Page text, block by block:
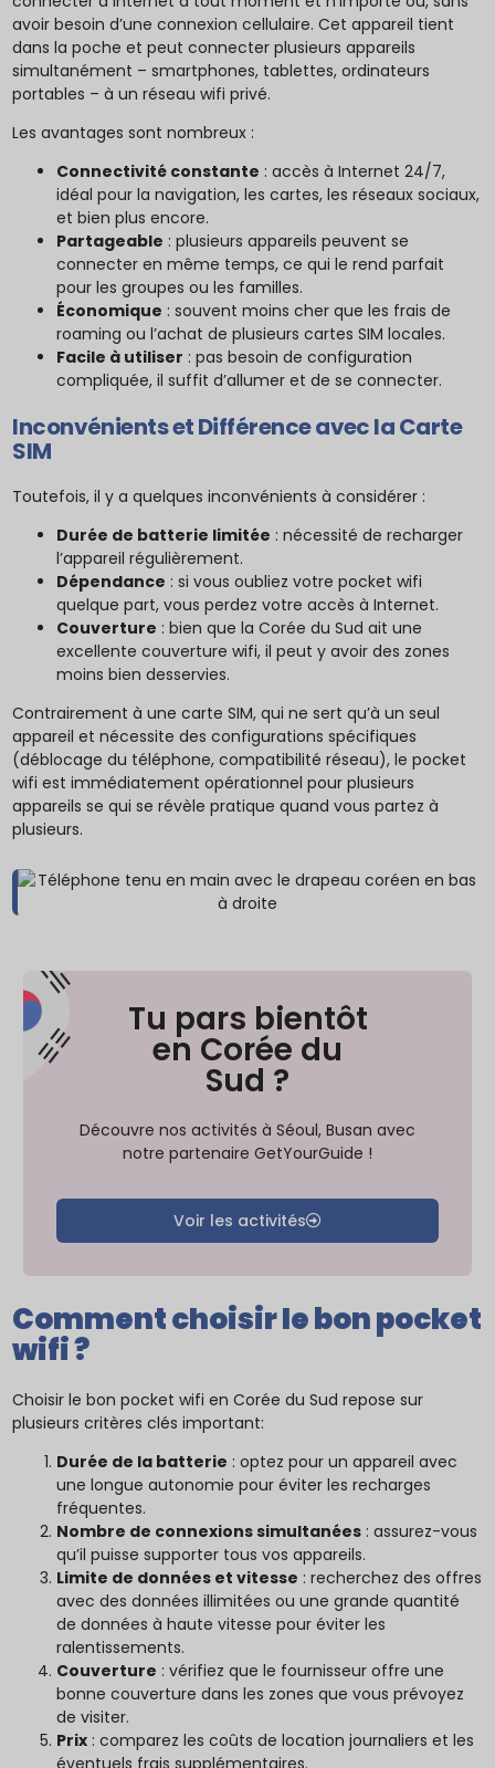
avoir besoin d’une connexion cellulaire. Cet appareil tient
dans la poche et peut connecter plusieurs appareils
simultanément – smartphones, tablettes, ordinateurs
portables – à un réseau wifi privé.
Les avantages sont nombreux :
Connectivité constante : accès à Internet 24/7,
idéal pour la navigation, les cartes, les réseaux sociaux,
et bien plus encore.
Partageable : plusieurs appareils peuvent se
connecter en même temps, ce qui le rend parfait
pour les groupes ou les familles.
Économique : souvent moins cher que les frais de
roaming ou l’achat de plusieurs cartes SIM locales.
Facile à utiliser : pas besoin de configuration
compliquée, il suffit d’allumer et de se connecter.
Inconvénients et Différence avec la Carte
SIM
Toutefois, il y a quelques inconvénients à considérer :
Durée de batterie limitée : nécessité de recharger
l’appareil régulièrement.
Dépendance : si vous oubliez votre pocket wifi
quelque part, vous perdez votre accès à Internet.
Couverture : bien que la Corée du Sud ait une
excellente couverture wifi, il peut y avoir des zones
moins bien desservies.
Contrairement à une carte SIM, qui ne sert qu’à un seul
appareil et nécessite des configurations spécifiques
(déblocage du téléphone, compatibilité réseau), le pocket
wifi est immédiatement opérationnel pour plusieurs
appareils se qui se révèle pratique quand vous partez à
plusieurs.
Tu pars bientôt
en Corée du
Sud ?
Découvre nos activités à Séoul, Busan avec
notre partenaire GetYourGuide !
Voir les activités
Comment choisir le bon pocket
wifi ?
Choisir le bon pocket wifi en Corée du Sud repose sur
plusieurs critères clés important:
Durée de la batterie : optez pour un appareil avec
une longue autonomie pour éviter les recharges
fréquentes.
Nombre de connexions simultanées : assurez-vous
qu’il puisse supporter tous vos appareils.
Limite de données et vitesse : recherchez des offres
avec des données illimitées ou une grande quantité
de données à haute vitesse pour éviter les
ralentissements.
Couverture : vérifiez que le fournisseur offre une
bonne couverture dans les zones que vous prévoyez
de visiter.
Prix : comparez les coûts de location journaliers et les